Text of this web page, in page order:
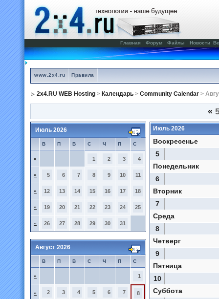
Главная Форум Файлы Новости
www.2x4.ru Правила
2x4.RU WEB Hosting > Календарь > Community Calendar >
«
Июль 2026
В П В С Ч П С
» 1 2 3 4
» 5 6 7 8 9 10 11
» 12 13 14 15 16 17 18
» 19 20 21 22 23 24 25
» 26 27 28 29 30 31
Август 2026
В П В С Ч П С
» 1
» 2 3 4 5 6 7 8
Июль 2026
Воскресенье
5
Понедельник
6
Вторник
7
Среда
8
Четверг
9
Пятница
10
Суббота